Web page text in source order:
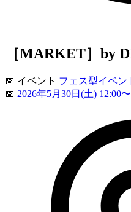
［MARKET］by
📅 イベント フェス型イベン
📅 2026年5月30日(土) 12:00